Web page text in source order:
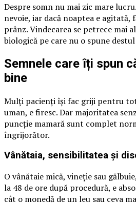
Despre somn nu mai zic mare
nevoie, iar dacă noaptea e agitată,
prânz. Vindecarea se petrece mai
biologică pe care nu o spune
Semnele care îți spun
bine
Mulți pacienți își fac griji pentru tot
uman, e firesc. Dar majoritatea
puncție mamară sunt complet
îngrijorător.
Vânătaia, sensibilitatea și
O vânătaie mică, vineție sau
la 48 de ore după procedură, e
cât o monedă de un leu sau ceva